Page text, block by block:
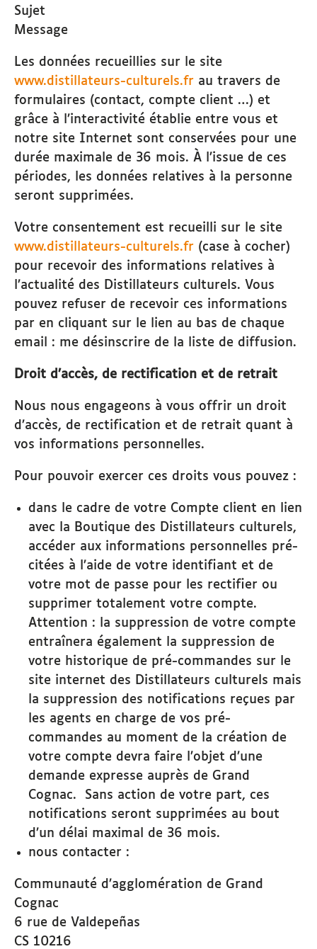
Sujet
Message
Les données recueillies sur le site
www.distillateurs-culturels.fr au travers de
formulaires (contact, compte client …) et
grâce à l’interactivité établie entre vous et
notre site Internet sont conservées pour une
durée maximale de 36 mois. À l’issue de ces
périodes, les données relatives à la personne
seront supprimées.
Votre consentement est recueilli sur le site
www.distillateurs-culturels.fr (case à cocher)
pour recevoir des informations relatives à
l’actualité des Distillateurs culturels. Vous
pouvez refuser de recevoir ces informations
par en cliquant sur le lien au bas de chaque
email : me désinscrire de la liste de diffusion.
Droit d’accès, de rectification et de retrait
Nous nous engageons à vous offrir un droit
d’accès, de rectification et de retrait quant à
vos informations personnelles.
Pour pouvoir exercer ces droits vous pouvez :
dans le cadre de votre Compte client en lien
avec la Boutique des Distillateurs culturels,
accéder aux informations personnelles pré-
citées à l’aide de votre identifiant et de
votre mot de passe pour les rectifier ou
supprimer totalement votre compte.
Attention : la suppression de votre compte
entraînera également la suppression de
votre historique de pré-commandes sur le
site internet des Distillateurs culturels mais
la suppression des notifications reçues par
les agents en charge de vos pré-
commandes au moment de la création de
votre compte devra faire l’objet d’une
demande expresse auprès de Grand
Cognac. Sans action de votre part, ces
notifications seront supprimées au bout
d’un délai maximal de 36 mois.
nous contacter :
Communauté d’agglomération de Grand
Cognac
6 rue de Valdepeñas
CS 10216